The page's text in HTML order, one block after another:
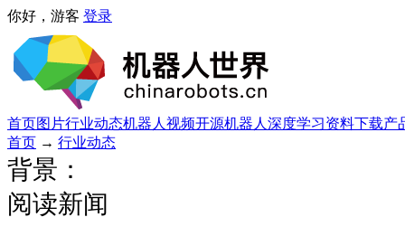
你好，游客 登录
首页图片行业动态机器人视频开源机器人 深度学习资料下载产
首页 → 行业动态
背景：
阅读新闻